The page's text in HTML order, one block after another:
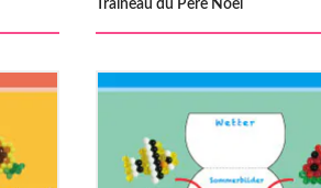
Traineau du Père Noël